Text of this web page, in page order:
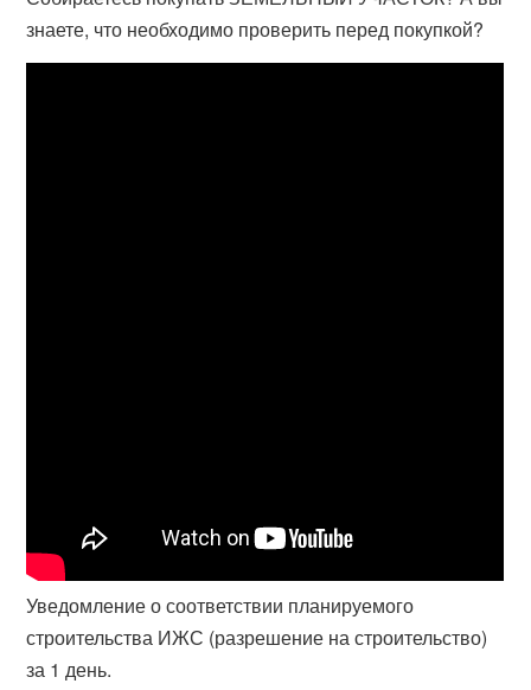
знаете, что необходимо проверить перед покупкой?
Уведомление о соответствии планируемого
строительства ИЖС (разрешение на строительство)
за 1 день.